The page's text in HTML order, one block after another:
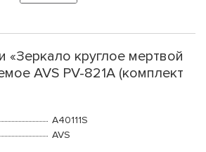
«Зеркало круглое мертвой
AVS PV-821A (комплект
A40111S
AVS